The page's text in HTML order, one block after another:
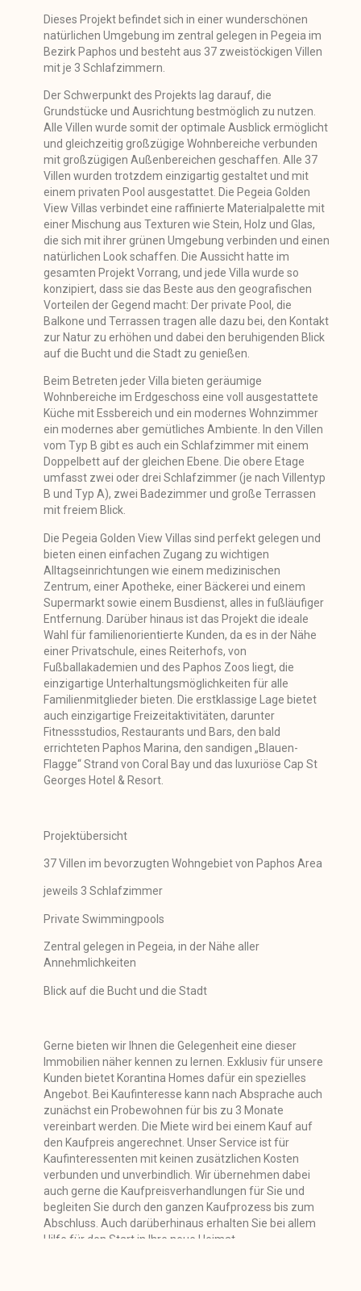
Dieses Projekt befindet sich in einer wunderschönen
natürlichen Umgebung im zentral gelegen in Pegeia im
Bezirk Paphos und besteht aus 37 zweistöckigen Villen
mit je 3 Schlafzimmern.
Der Schwerpunkt des Projekts lag darauf, die
Grundstücke und Ausrichtung bestmöglich zu nutzen.
Alle Villen wurde somit der optimale Ausblick ermöglicht
und gleichzeitig großzügige Wohnbereiche verbunden
mit großzügigen Außenbereichen geschaffen. Alle 37
Villen wurden trotzdem einzigartig gestaltet und mit
einem privaten Pool ausgestattet. Die Pegeia Golden
View Villas verbindet eine raffinierte Materialpalette mit
einer Mischung aus Texturen wie Stein, Holz und Glas,
die sich mit ihrer grünen Umgebung verbinden und einen
natürlichen Look schaffen. Die Aussicht hatte im
gesamten Projekt Vorrang, und jede Villa wurde so
konzipiert, dass sie das Beste aus den geografischen
Vorteilen der Gegend macht: Der private Pool, die
Balkone und Terrassen tragen alle dazu bei, den Kontakt
zur Natur zu erhöhen und dabei den beruhigenden Blick
auf die Bucht und die Stadt zu genießen.
Beim Betreten jeder Villa bieten geräumige
Wohnbereiche im Erdgeschoss eine voll ausgestattete
Küche mit Essbereich und ein modernes Wohnzimmer
ein modernes aber gemütliches Ambiente. In den Villen
vom Typ B gibt es auch ein Schlafzimmer mit einem
Doppelbett auf der gleichen Ebene. Die obere Etage
umfasst zwei oder drei Schlafzimmer (je nach Villentyp
B und Typ A), zwei Badezimmer und große Terrassen
mit freiem Blick.
Die Pegeia Golden View Villas sind perfekt gelegen und
bieten einen einfachen Zugang zu wichtigen
Alltagseinrichtungen wie einem medizinischen
Zentrum, einer Apotheke, einer Bäckerei und einem
Supermarkt sowie einem Busdienst, alles in fußläufiger
Entfernung. Darüber hinaus ist das Projekt die ideale
Wahl für familienorientierte Kunden, da es in der Nähe
einer Privatschule, eines Reiterhofs, von
Fußballakademien und des Paphos Zoos liegt, die
einzigartige Unterhaltungsmöglichkeiten für alle
Familienmitglieder bieten. Die erstklassige Lage bietet
auch einzigartige Freizeitaktivitäten, darunter
Fitnessstudios, Restaurants und Bars, den bald
errichteten Paphos Marina, den sandigen „Blauen-
Flagge“ Strand von Coral Bay und das luxuriöse Cap St
Georges Hotel & Resort.
Projektübersicht
37 Villen im bevorzugten Wohngebiet von Paphos Area
jeweils 3 Schlafzimmer
Private Swimmingpools
Zentral gelegen in Pegeia, in der Nähe aller
Annehmlichkeiten
Blick auf die Bucht und die Stadt
Gerne bieten wir Ihnen die Gelegenheit eine dieser
Immobilien näher kennen zu lernen. Exklusiv für unsere
Kunden bietet Korantina Homes dafür ein spezielles
Angebot. Bei Kaufinteresse kann nach Absprache auch
zunächst ein Probewohnen für bis zu 3 Monate
vereinbart werden. Die Miete wird bei einem Kauf auf
den Kaufpreis angerechnet. Unser Service ist für
Kaufinteressenten mit keinen zusätzlichen Kosten
verbunden und unverbindlich. Wir übernehmen dabei
auch gerne die Kaufpreisverhandlungen für Sie und
begleiten Sie durch den ganzen Kaufprozess bis zum
Abschluss. Auch darüberhinaus erhalten Sie bei allem
Hilfe für den Start in Ihre neue Heimat.